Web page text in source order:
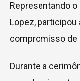
Representando o
Lopez,
compromisso de
Durante a